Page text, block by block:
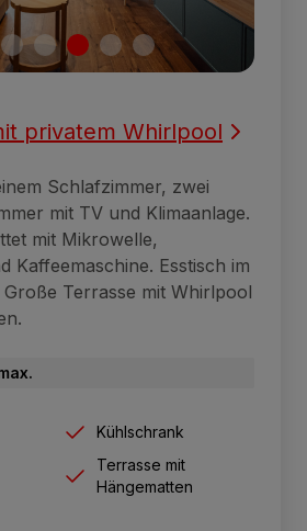
privatem Whirlpool
Schlafzimmer, zwei
mit TV und Klimaanlage.
mit Mikrowelle,
Kaffeemaschine. Esstisch im
Terrasse mit Whirlpool
Kühlschrank
Terrasse mit
Hängematten